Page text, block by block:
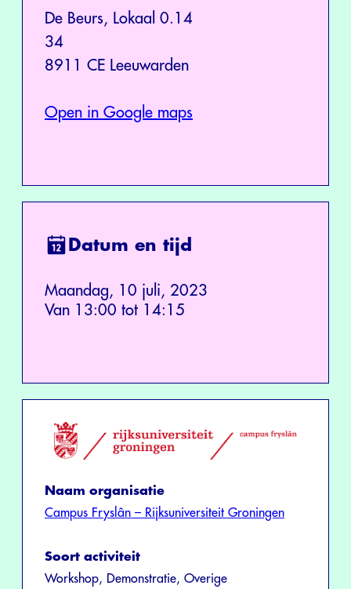
De Beurs, Lokaal 0.14
34
8911 CE Leeuwarden
Open in Google maps
Datum en tijd
Maandag, 10 juli, 2023
Van 13:00 tot 14:15
Naam organisatie
Campus Fryslân – Rijksuniversiteit Groningen
Soort activiteit
Workshop, Demonstratie, Overige